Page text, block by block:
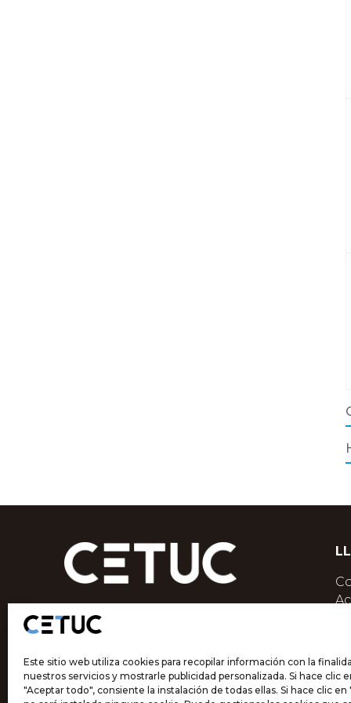
Este sitio web utiliza cookies para recopilar información con la
nuestros servicios y mostrarle publicidad personalizada. Si hace clic
"Aceptar todo", consiente la instalación de todas ellas. Si hace clic
C/ dels Almogàvers, 68-70 2a
08018, Barcelona
Telf.
+34 933 009 879